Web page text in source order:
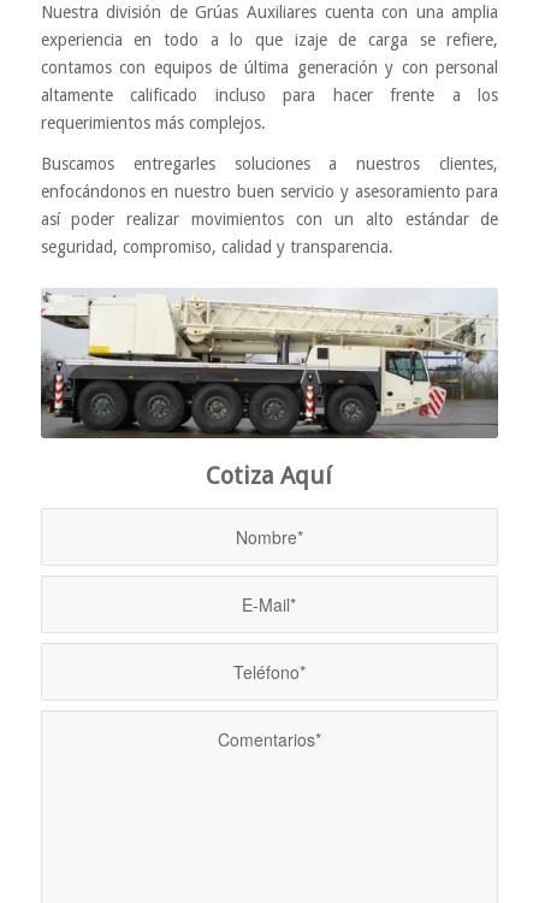
Nuestra división de Grúas Auxiliares cuenta con una amplia
experiencia en todo a lo que izaje de carga se refiere,
contamos con equipos de última generación y con personal
altamente calificado incluso para hacer frente a los
requerimientos más complejos.
Buscamos entregarles soluciones a nuestros clientes,
enfocándonos en nuestro buen servicio y asesoramiento para
así poder realizar movimientos con un alto estándar de
seguridad, compromiso, calidad y transparencia.
Cotiza Aquí